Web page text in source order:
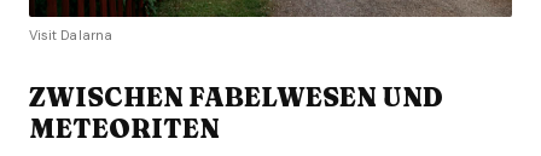
Visit Dalarna
ZWISCHEN FABELWESEN UND
METEORITEN